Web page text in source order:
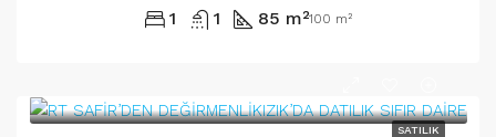
1 1 85 m²100 m²
SATILIK